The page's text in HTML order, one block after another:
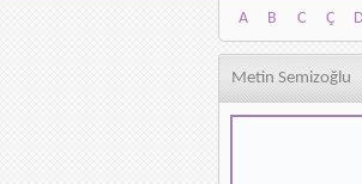
A B C Ç D
A
B C Ç
Metin Semizoğlu